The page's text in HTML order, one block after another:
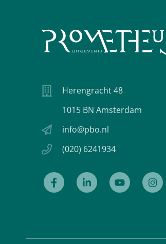
Herengracht 48
1015 BN Amsterdam
info@pbo.nl
(020) 6241934